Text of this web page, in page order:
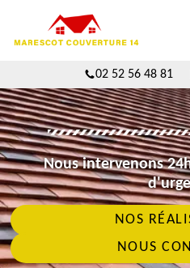
02 52 56 48 81
Nous intervenons
NOS
NOUS